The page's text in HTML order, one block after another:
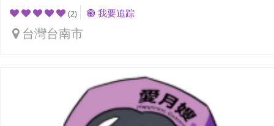
(2) 我要追踪
台灣台南市